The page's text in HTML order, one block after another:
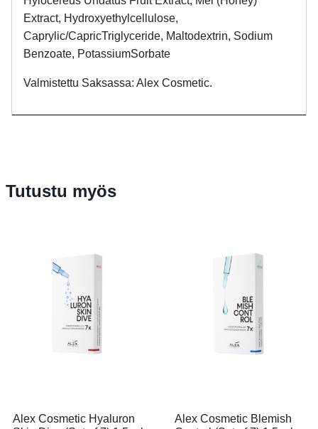
Extract, Hydroxyethylcellulose,
Caprylic/CapricTriglyceride, Maltodextrin, Sodium
Benzoate, PotassiumSorbate
Valmistettu Saksassa: Alex Cosmetic.
Tutustu myös
Alex Cosmetic Hyaluron
Alex Cosmetic Blemish